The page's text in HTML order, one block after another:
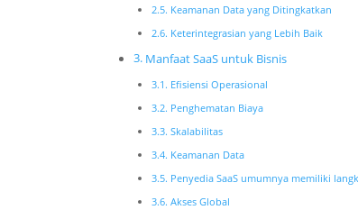
Keamanan Data yang Ditingkatkan
Keterintegrasian yang Lebih Baik
Manfaat SaaS untuk Bisnis
Efisiensi Operasional
Penghematan Biaya
Skalabilitas
Keamanan Data
Penyedia SaaS umumnya memiliki
Akses Global